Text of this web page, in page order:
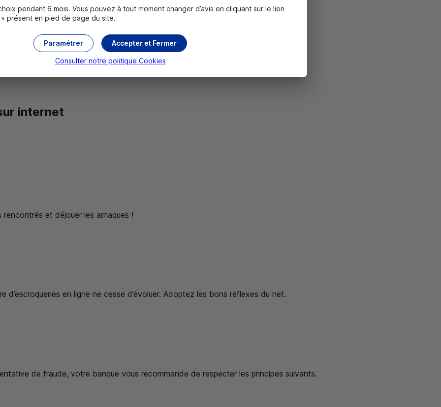
:phishing@creditmutuel.fr
proche
internet
et déjouer les arnaques !
d’escroqueries en ligne ne cesse d’évoluer. Adoptez les bons réflexes du net.
de fraude, votre banque vous recommande de respecter les principes suivants.
pendant 6 mois. Vous pouvez à tout moment changer d’avis en cliquant sur le lien
présent en pied de page du site.
Accepter et Fermer
Paramétrer
Consulter notre politique Cookies